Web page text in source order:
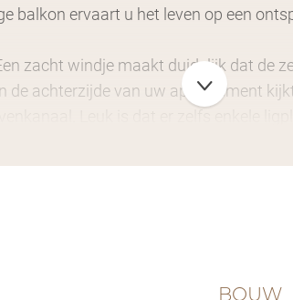
balkon ervaart u het leven op een
zacht windje maakt duidelijk dat de
de achterzijde van uw appartement
Dit zorgt voor een aangename
is. De natuur ligt letterlijk om de hoek.
van Het Loze Vissertje rustig opBOUW